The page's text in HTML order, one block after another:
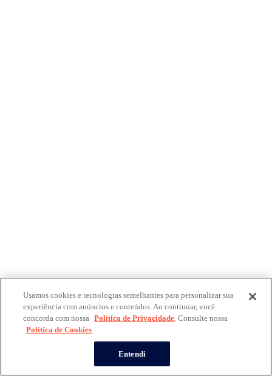
Usamos cookies e tecnologias semelhantes para personalizar sua
experiência com anúncios e conteúdos. Ao continuar, você
concorda com nossa Política de Privacidade. Consulte nossa
Política de Cookies
Entendi